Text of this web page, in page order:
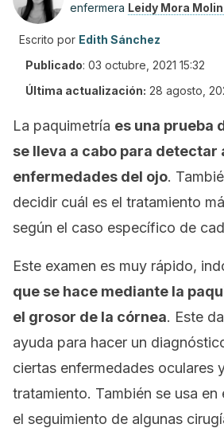
enfermera Leidy Mora
Escrito por Edith Sánchez
Publicado: 03 octubre, 2021 15:32
Última actualización: 28 agosto,
La paquimetría es una prueba
se lleva a cabo para detectar
enfermedades del ojo.
decidir cuál es el tratamiento
según el caso específico de
Este examen es muy rápido,
que se hace mediante la
el grosor de la córnea. Este
ayuda para hacer un
ciertas enfermedades oculares
tratamiento. También se usa
el seguimiento de algunas